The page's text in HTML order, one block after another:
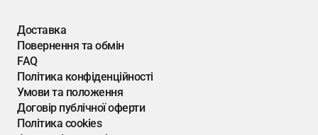
Доставка
Повернення та обмін
FAQ
Політика конфіденційності
Умови та положення
Договір публічної оферти
Політика cookies